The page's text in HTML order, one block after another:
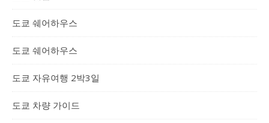
도쿄 쉐어하우스
도쿄 쉐어하우스
도쿄 자유여행 2박3일
도쿄 차량 가이드